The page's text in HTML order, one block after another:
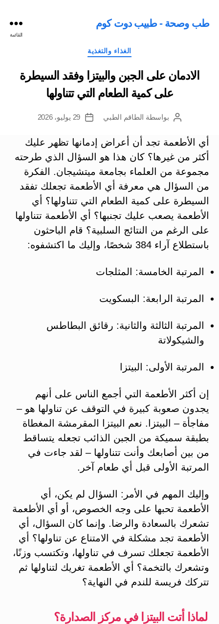
طب وصحة - طبيب دوت كوم
القائمة
التصنيفات
الغذاء والتغذية
الادمان على الجبن والبيتزا وفقد السيطرة
على كمية الطعام التي تتناولها
كاتببواسطة الطاقم الطبي
تاريخ
29 يوليو، 2026
أي الأطعمة تجد أن أعراض إدمانها تظهر عليك
أكثر من غيرها؟ كان هذا هو السؤال الذي طرحته
مجموعة من العلماء بجامعة ميتشيجان. الفكرة
من السؤال هي معرفة أي الأطعمة تجعلك تفقد
السيطرة على كمية الطعام التي تتناولها؟ أي
الأطعمة يصعب عليك تجنبها؟ أي الأطعمة تتناولها
على الرغم من النتائج السلبية؟ قام الباحثون
باستطلاع آراء 384 شخصًا، وإليك ما اكتشفوه:
المرتبة الخامسة: المثلجات
المرتبة الرابعة: البسكويت
المرتبة الثالثة والثانية: رقائق البطاطس
والشيكولاتة
المرتبة الأولى: البيتزا
إن أكثر الأطعمة التي أجمع الناس على أنهم
يجدون صعوبة كبيرة في التوقف عن تناولها هو –
مفاجأة – البيتزا. نعم البيتزا المقرمشة المغطاة
بطبقة سميكة من الجبن الذائب تجعله يتساقط
من بين أصابعك وأنت تتناولها – لقد جاءت في
المرتبة الأولى قبل أي طعام آخر.
وإليك المهم في الأمر: السؤال لم يكن، أي
الأطعمة تحبها على وجه الخصوص، أو أي الأطعمة
تشعرك بالسعادة والرضا. وإنما كان السؤال، أي
الأطعمة تجد مشكلة في الامتناع عن تناولها؟ أي
الأطعمة تجعلك تسرف في تناولها، وتكتسب وزنًا،
وتشعرك بالتخمة؟ أي الأطعمة تغريك لتناولها ثم
تتركك فريسة للندم في النهاية؟
لماذا أتت البيتزا في مركز الصدارة؟